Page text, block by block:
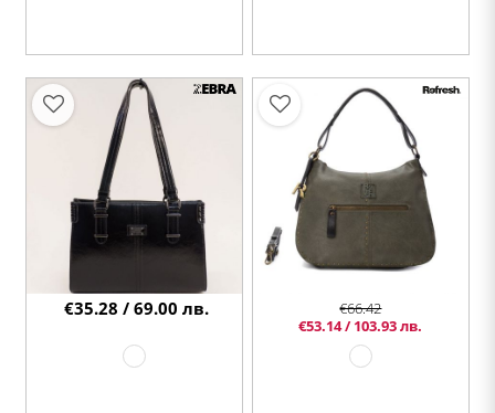
€35.28 / 69.00 лв.
€66.42
€53.14 / 103.93 лв.